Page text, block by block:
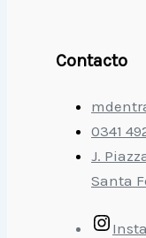
Contacto
0341
J.
Santa